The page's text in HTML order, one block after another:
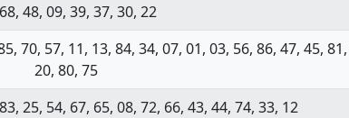
48, 09, 39, 37, 30, 22
70, 57, 11, 13, 84, 34, 07, 01, 03, 56, 86, 47, 45,
20, 80, 75
25, 54, 67, 65, 08, 72, 66, 43, 44, 74, 33, 12